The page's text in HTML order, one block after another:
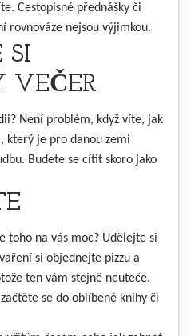
Cestopisné přednášky či
rovnováze nejsou výjimkou.
SI
VEČER
Není problém, když víte, jak
který je pro danou zemi
Budete se cítit skoro jako
toho na vás moc? Udělejte si
si objednejte pizzu a
ten vám stejně neuteče.
se do oblíbené knihy či